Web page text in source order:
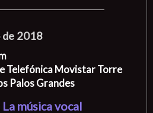
de 2018
Telefónica Movistar Torre
Palos Grandes
música vocal